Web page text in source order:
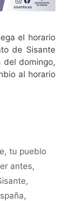
el horario
de Sisante
del domingo,
al horario
tu pueblo
antes,
,
,